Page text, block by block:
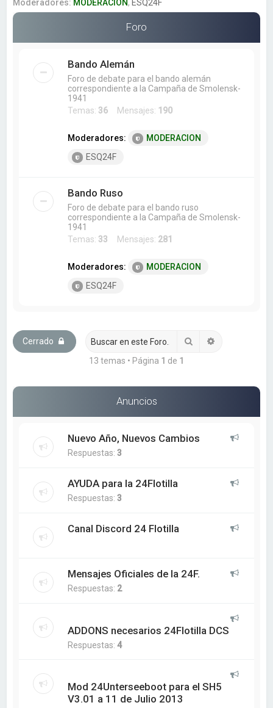
r
Moderadores: MODERACION, ESQ24F
Foro
Bando Alemán
Foro de debate para el bando alemán
correspondiente a la Campaña de Smolensk-
1941
Temas: 36 Mensajes: 190
Moderadores:
MODERACION
ESQ24F
Bando Ruso
Foro de debate para el bando ruso
correspondiente a la Campaña de Smolensk-
1941
Temas: 33 Mensajes: 281
Moderadores:
MODERACION
ESQ24F
Cerrado Buscar
13 temas • Página 1 de 1
Anuncios
Nuevo Año, Nuevos Cambios
Respuestas:3
AYUDA para la 24Flotilla
Respuestas:3
Canal Discord 24 Flotilla
Mensajes Oficiales de la 24F.
Respuestas: 2
ADDONS necesarios 24Flotilla DCS
Respuestas:4
Mod 24Unterseeboot para el SH5
V3.01 a 11 de Julio 2013